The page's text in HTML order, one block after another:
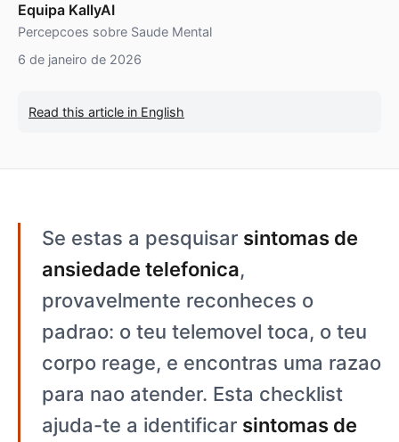
Equipa KallyAI
Percepcoes sobre Saude Mental
6 de janeiro de 2026
Read this article in English
Se estas a pesquisar sintomas de
ansiedade telefonica,
provavelmente reconheces o
padrao: o teu telemovel toca, o teu
corpo reage, e encontras uma razao
para nao atender. Esta checklist
ajuda-te a identificar sintomas de